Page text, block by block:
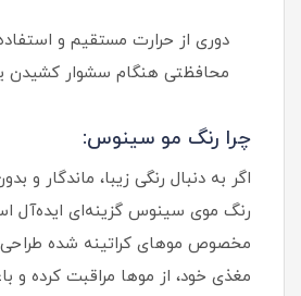
دوری از حرارت مستقیم و
محافظتی هنگام سشوار کشیدن
چرا رنگ مو سینوس:
اگر به دنبال رنگی زیبا، ماندگار و
رنگ موی سینوس گزینه‌ای ایده‌آل
مخصوص موهای کراتینه شده طراحی
مغذی خود، از موها مراقبت کرده و